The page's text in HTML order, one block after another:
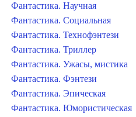
Фантастика. Научная
Фантастика. Социальная
Фантастика. Технофэнтези
Фантастика. Триллер
Фантастика. Ужасы, мистика
Фантастика. Фэнтези
Фантастика. Эпическая
Фантастика. Юмористическая